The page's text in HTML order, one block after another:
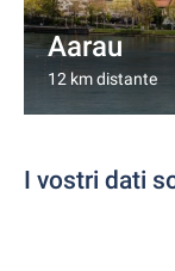
Aarau
12 km distante
I vostri dati